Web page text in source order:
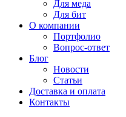
Для меда
Для бит
О компании
Портфолио
Вопрос-ответ
Блог
Новости
Статьи
Доставка и оплата
Контакты